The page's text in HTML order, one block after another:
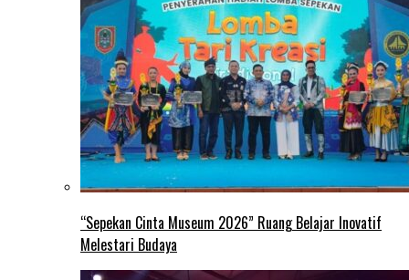
“Sepekan Cinta Museum 2026” Ruang Belajar Inovatif
Melestari Budaya